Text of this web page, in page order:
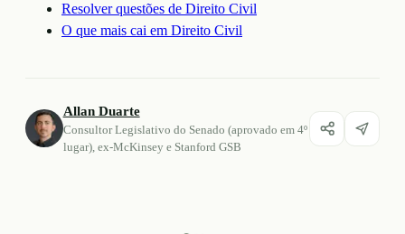
Resolver questões de Direito Civil
O que mais cai em Direito Civil
Allan Duarte
Consultor Legislativo do Senado (aprovado em 4º
lugar), ex-McKinsey e Stanford GSB